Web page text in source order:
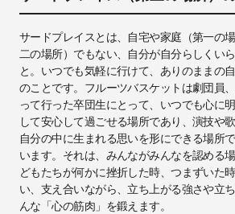
サードプレイスとは、⾃宅や家庭（第⼀の
⼆の場所）でもない、⾃分が⾃分らしくい
と。いつでも気軽に⾏けて、ありのままの
のことです。フルーツバスケットは劇団員
って⾏った卒団⽣にとって、いつでも⼼に
して安⼼して過ごせる場所であり、演技や
⾃分の中に⽣まれる思いを形にできる場所
います。それは、みんながみんなを認める
どもたちが何かに挫折した時、つまずいた
い、⽀え合いながら、⽴ち上がる強さや⽴
んな「⼼の筋⾁」を鍛えます。